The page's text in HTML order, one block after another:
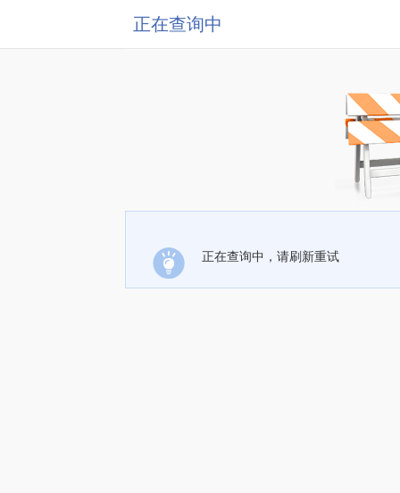
正在查询中
正在查询中，请刷新重试